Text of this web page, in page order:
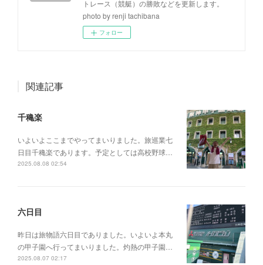
トレース（競艇）の勝敗などを更新します。
photo by renji tachibana
フォロー
関連記事
千穐楽
いよいよここまでやってまいりました。旅巡業七
日目千穐楽であります。予定としては高校野球…
2025.08.08 02:54
六日目
昨日は旅物語六日目でありました。いよいよ本丸
の甲子園へ行ってまいりました。灼熱の甲子園…
2025.08.07 02:17